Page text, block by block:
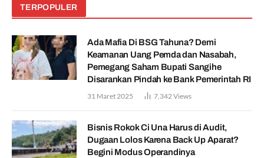
TERPOPULER
Ada Mafia Di BSG Tahuna? Demi
Keamanan Uang Pemda dan Nasabah,
Pemegang Saham Bupati Sangihe
Disarankan Pindah ke Bank Pemerintah RI
31 Maret 2025 7,342Views
Bisnis Rokok Ci Una Harus di Audit,
Dugaan Lolos Karena Back Up Aparat?
Begini Modus Operandinya